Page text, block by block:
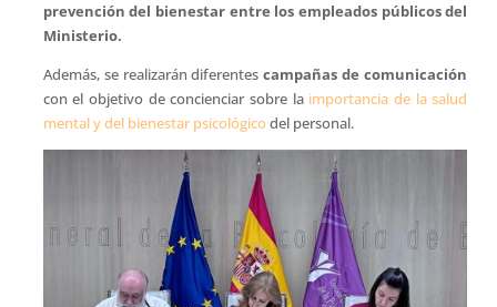
prevención del bienestar entre los empleados públicos del
Ministerio.
Además, se realizarán diferentescampañas de comunicación
con el objetivo de concienciar sobre la importancia de la salud
mental y del bienestar psicológico del personal.